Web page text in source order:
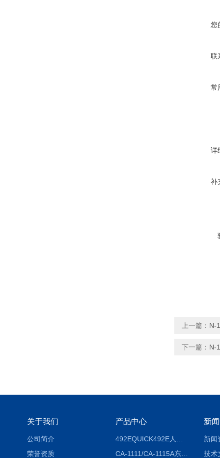
您
联
常
详
补
上一篇： N-
下一篇： N-
关于我们
公司简介
荣誉资质
产品中心
CA-1111/CA-1115A东京理化EYELA CA-1111/CA-1115A冷却水循环装置
新
新闻
技术